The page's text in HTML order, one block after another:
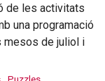
de les activitats
una programació
mesos de juliol i